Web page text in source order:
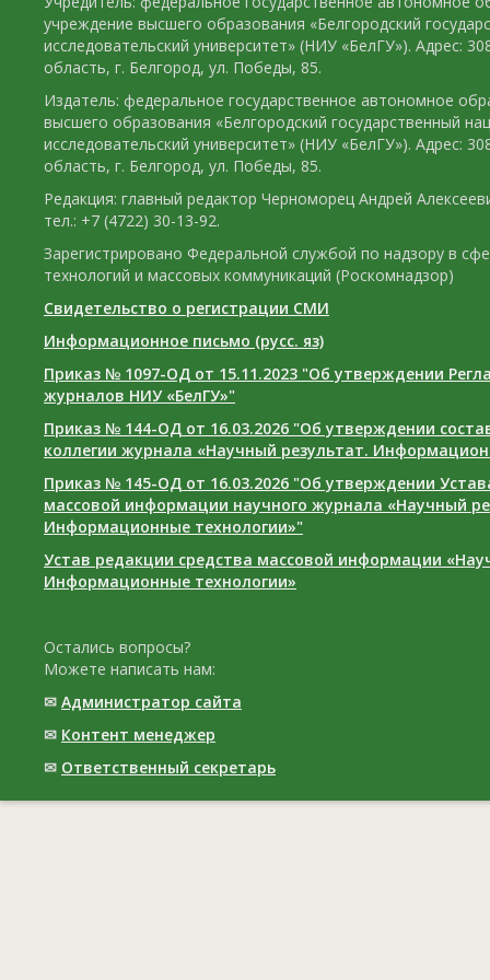
учреждение высшего образования «Белгородский
исследовательский университет» (НИУ «БелГУ»). Адрес:
область, г. Белгород, ул. Победы, 85.
Издатель: федеральное государственное автономное
высшего образования «Белгородский государственный
исследовательский университет» (НИУ «БелГУ»). Адрес:
область, г. Белгород, ул. Победы, 85.
Редакция: главный редактор Черноморец Андрей
тел.: +7 (4722) 30-13-92.
Зарегистрировано Федеральной службой по надзору в
технологий и массовых коммуникаций (Роскомнадзор)
Свидетельство о регистрации СМИ
Информационное письмо (русс. яз)
Приказ № 1097-ОД от 15.11.2023 "Об утверждении
журналов НИУ «БелГУ»"
Приказ № 144-ОД от 16.03.2026 "Об утверждении
коллегии журнала «Научный результат.
Приказ № 145-ОД от 16.03.2026 "Об утверждении
массовой информации научного журнала «Научный
Информационные технологии»"
Устав редакции средства массовой информации
Информационные технологии»
Остались вопросы?
Можете написать нам:
✉ Администратор сайта
✉ Контент менеджер
✉ Ответственный cекретарь